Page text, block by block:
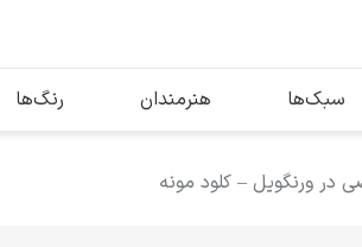
جستجوها
دالی
محبوب‌ترین هنرمندان
سبک‌ها هنرمندان رنگ‌ها
در ورنگویل – کلود مونه